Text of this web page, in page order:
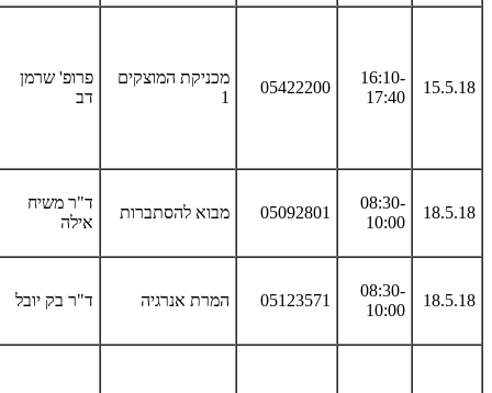
15.5.18
16:10-
17:40
05422200
מכניקת המוצקים
1
פרופ' שרמן
דב
18.5.18
08:30-
10:00
05092801 מבוא להסתברות
ד"ר משיח
אילה
18.5.18
08:30-
10:00
05123571 המרת אנרגיה ד"ר בק יובל